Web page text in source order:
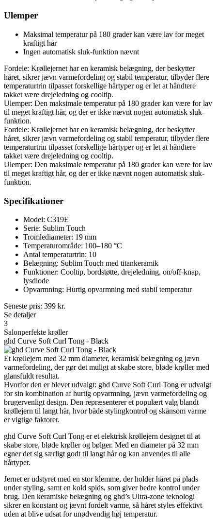
Ulemper
Maksimal temperatur på 180 grader kan være lav for meget
kraftigt hår
Ingen automatisk sluk-funktion nævnt
Fordele: Krøllejernet har en keramisk belægning, der beskytter
håret, sikrer jævn varmefordeling og stabil temperatur, tilbyder flere
temperaturtrin tilpasset forskellige hårtyper og er let at håndtere
takket være drejeledning og cooltip.
Ulemper: Den maksimale temperatur på 180 grader kan være for lav
til meget kraftigt hår, og der er ikke nævnt nogen automatisk sluk-
funktion.
Fordele: Krøllejernet har en keramisk belægning, der beskytter
håret, sikrer jævn varmefordeling og stabil temperatur, tilbyder flere
temperaturtrin tilpasset forskellige hårtyper og er let at håndtere
takket være drejeledning og cooltip.
Ulemper: Den maksimale temperatur på 180 grader kan være for lav
til meget kraftigt hår, og der er ikke nævnt nogen automatisk sluk-
funktion.
Specifikationer
Model: C319E
Serie: Sublim Touch
Tromlediameter: 19 mm
Temperaturområde: 100–180 °C
Antal temperaturtrin: 10
Belægning: Sublim Touch med titankeramik
Funktioner: Cooltip, bordstøtte, drejeledning, on/off-knap,
lysdiode
Opvarmning: Hurtig opvarmning med stabil temperatur
Seneste pris: 399 kr.
Se detaljer
3
Salonperfekte krøller
ghd Curve Soft Curl Tong - Black
Et krøllejern med 32 mm diameter, keramisk belægning og jævn
varmefordeling, der gør det muligt at skabe store, bløde krøller med
glansfuldt resultat.
Hvorfor den er blevet udvalgt: ghd Curve Soft Curl Tong er udvalgt
for sin kombination af hurtig opvarmning, jævn varmefordeling og
brugervenligt design. Den repræsenterer et populært valg blandt
krøllejern til langt hår, hvor både stylingkontrol og skånsom varme
er vigtige faktorer.
ghd Curve Soft Curl Tong er et elektrisk krøllejern designet til at
skabe store, bløde krøller og bølger. Med en diameter på 32 mm
egner det sig særligt godt til langt hår og kan anvendes til alle
hårtyper.
Jernet er udstyret med en stor klemme, der holder håret på plads
under styling, samt en kold spids, som giver bedre kontrol under
brug. Den keramiske belægning og ghd’s Ultra-zone teknologi
sikrer en konstant og jævnt fordelt varme, så håret styles effektivt
uden at blive udsat for unødvendig høj temperatur.